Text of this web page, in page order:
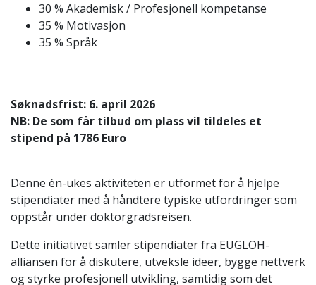
30 % Akademisk / Profesjonell kompetanse
35 % Motivasjon
35 % Språk
Søknadsfrist: 6. april 2026
NB: De som får tilbud om plass vil tildeles et
stipend på 1786 Euro
Denne én-ukes aktiviteten er utformet for å hjelpe
stipendiater med å håndtere typiske utfordringer som
oppstår under doktorgradsreisen.
Dette initiativet samler stipendiater fra EUGLOH-
alliansen for å diskutere, utveksle ideer, bygge nettverk
og styrke profesjonell utvikling, samtidig som det